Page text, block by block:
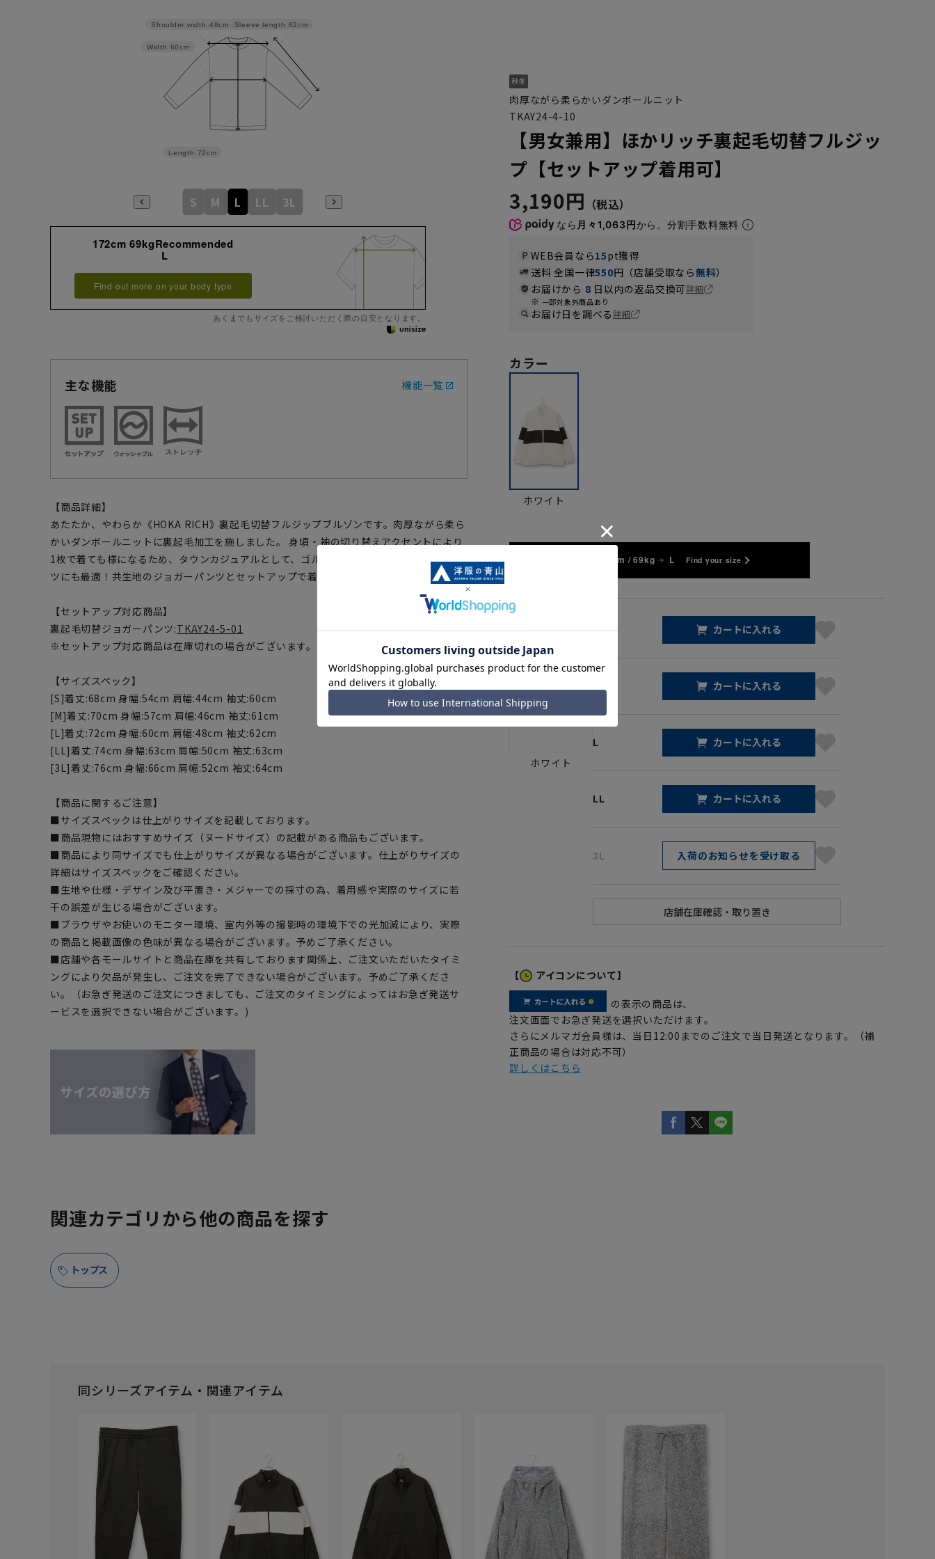
Sleeve length 62cm
Length 72cm
Width 60cm
Shoulder width 48cm
S M L LL 3L
172cm 69kgRecommended
L
Find out more on your body type
あくまでもサイズをご検討いただく際の目安となります。
主な機能 機能一覧
【商品詳細】
あたたか、やわらか《HOKA RICH》裏起毛切替フルジップブルゾンです。肉厚ながら柔ら
かいダンボールニットに裏起毛加工を施しました。 身頃・袖の切り替えアクセントにより
1枚で着ても様になるため、タウンカジュアルとして、ゴルフ・ウォーキングなどのスポー
ツにも最適！共生地のジョガーパンツとセットアップで着用可能です。
【セットアップ対応商品】
裏起毛切替ジョガーパンツ:TKAY24-5-01
※セットアップ対応商品は在庫切れの場合がございます。
【サイズスペック】
[S]着丈:68cm 身幅:54cm 肩幅:44cm 袖丈:60cm
[M]着丈:70cm 身幅:57cm 肩幅:46cm 袖丈:61cm
[L]着丈:72cm 身幅:60cm 肩幅:48cm 袖丈:62cm
[LL]着丈:74cm 身幅:63cm 肩幅:50cm 袖丈:63cm
[3L]着丈:76cm 身幅:66cm 肩幅:52cm 袖丈:64cm
【商品に関するご注意】
■サイズスペックは仕上がりサイズを記載しております。
■商品現物にはおすすめサイズ（ヌードサイズ）の記載がある商品もございます。
■商品により同サイズでも仕上がりサイズが異なる場合がございます。仕上がりサイズの
詳細はサイズスペックをご確認ください。
■生地や仕様・デザイン及び平置き・メジャーでの採寸の為、着用感や実際のサイズに若
干の誤差が生じる場合がございます。
■ブラウザやお使いのモニター環境、室内外等の撮影時の環境下での光加減により、実際
の商品と掲載画像の色味が異なる場合がございます。予めご了承ください。
■店舗や各モールサイトと商品在庫を共有しております関係上、ご注文いただいたタイミ
ングにより欠品が発生し、ご注文を完了できない場合がございます。予めご了承くださ
い。（お急ぎ発送のご注文につきましても、ご注文のタイミングによってはお急ぎ発送サ
ービスを選択できない場合がございます。)
肉厚ながら柔らかいダンボールニット
TKAY24-4-10
【男女兼用】ほかリッチ裏起毛切替フルジッ
プ【セットアップ着用可】
3,190円
なら 月々1,063円から。分割手数料無料
WEB会員なら15pt獲得
送料 全国一律550円（店舗受取なら無料）
お届けから 8 日以内の返品交換可詳細
一部対象外商品あり
お届け日を調べる詳細
カラー
ホワイト
172cm / 69kg L Find your size
ホワイト
S カートに入れる
カートに入れる
L カートに入れる
LL カートに入れる
3L 入荷のお知らせを受け取る
【 アイコンについて】
の表示の商品は、
注文画面でお急ぎ発送を選択いただけます。
さらにメルマガ会員様は、当日12:00までのご注文で当日発送となります。（補
正商品の場合は対応不可）
詳しくはこちら
関連カテゴリから他の商品を探す
トップス
同シリーズアイテム・関連アイテム